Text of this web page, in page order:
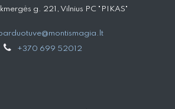
g. 221, Vilnius PC "PIKAS"
+370 699 52012